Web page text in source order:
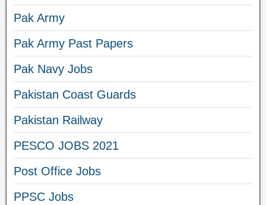
Pak Army
Pak Army Past Papers
Pak Navy Jobs
Pakistan Coast Guards
Pakistan Railway
PESCO JOBS 2021
Post Office Jobs
PPSC Jobs